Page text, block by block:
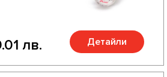
лв. Детайли